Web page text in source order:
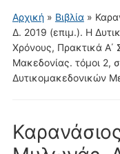
για
κινητά
Αρχική» Βιβλία »
Δ. 2019 (επιμ.). Η
Χρόνους, Πρακτικά Α΄
Μακεδονίας. τόμοι 2,
Δυτικομακεδονικών